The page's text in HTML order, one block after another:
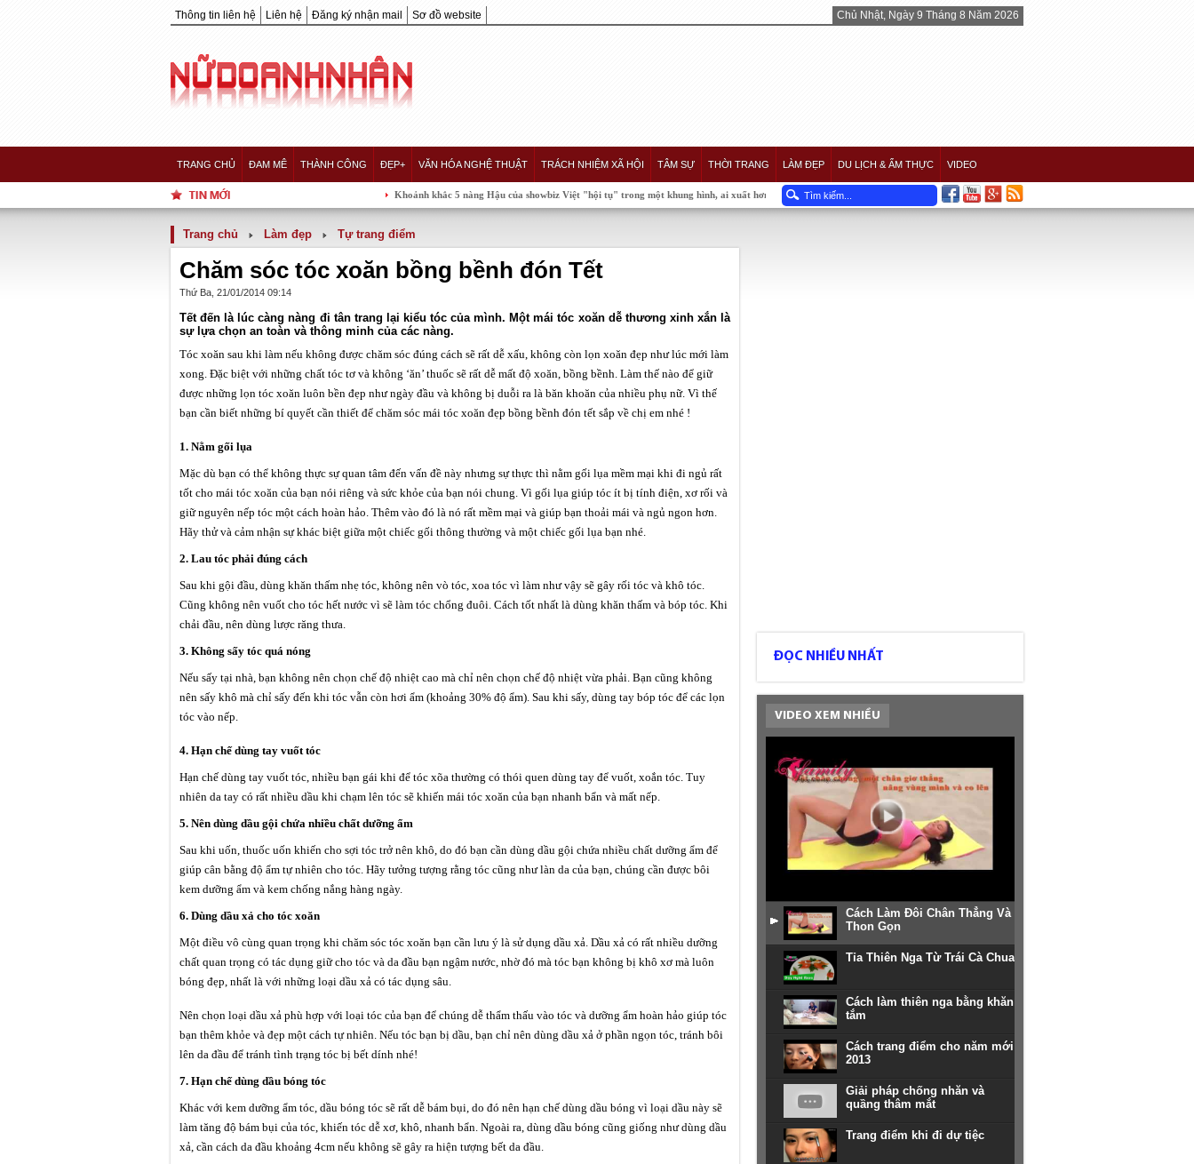
Thông tin liên hệ Liên hệ Đăng ký nhận mail Sơ đồ website Chủ Nhật, Ngày 9 Tháng 8 Năm 2026
TRANG CHỦ ĐAM MÊ THÀNH CÔNG ĐẸP+ VĂN HÓA NGHỆ THUẬT TRÁCH NHIỆM XÃ HỘI TÂM SỰ THỜI TRANG LÀM ĐẸP DU LỊCH & ẨM THỰC VIDEO
Khoảnh khắc 5 nàng Hậu của showbiz Việt "hội tụ" trong một khung hình, ai xuất hơn ai?
Trang chủ Làm đẹp Tự trang điểm
Chăm sóc tóc xoăn bồng bềnh đón Tết
Thứ Ba, 21/01/2014 09:14
Tết đến là lúc càng nàng đi tân trang lại kiểu tóc của mình. Một mái tóc xoăn dễ thương xinh xắn là
sự lựa chọn an toàn và thông minh của các nàng.
Tóc xoăn sau khi làm nếu không được chăm sóc đúng cách sẽ rất dễ xấu, không còn lọn xoăn đẹp như lúc mới làm
xong. Đặc biệt với những chất tóc tơ và không ‘ăn’ thuốc sẽ rất dễ mất độ xoăn, bồng bềnh. Làm thế nào để giữ
được những lọn tóc xoăn luôn bền đẹp như ngày đầu và không bị duỗi ra là băn khoăn của nhiều phụ nữ. Vì thế
bạn cần biết những bí quyết cần thiết để chăm sóc mái tóc xoăn đẹp bồng bềnh đón tết sắp về chị em nhé !
1. Nằm gối lụa
Mặc dù bạn có thể không thực sự quan tâm đến vấn đề này nhưng sự thực thì nằm gối lụa mềm mại khi đi ngủ rất
tốt cho mái tóc xoăn của bạn nói riêng và sức khỏe của bạn nói chung. Vì gối lụa giúp tóc ít bị tính điện, xơ rối và
giữ nguyên nếp tóc một cách hoàn hảo. Thêm vào đó là nó rất mềm mại và giúp bạn thoải mái và ngủ ngon hơn.
Hãy thử và cảm nhận sự khác biệt giữa một chiếc gối thông thường và một chiếc gối lụa bạn nhé.
2. Lau tóc phải đúng cách
Sau khi gội đầu, dùng khăn thấm nhẹ tóc, không nên vò tóc, xoa tóc vì làm như vậy sẽ gây rối tóc và khô tóc.
Cũng không nên vuốt cho tóc hết nước vì sẽ làm tóc chổng đuôi. Cách tốt nhất là dùng khăn thấm và bóp tóc. Khi
chải đầu, nên dùng lược răng thưa.
3. Không sấy tóc quá nóng
Nếu sấy tại nhà, bạn không nên chọn chế độ nhiệt cao mà chỉ nên chọn chế độ nhiệt vừa phải. Bạn cũng không
nên sấy khô mà chỉ sấy đến khi tóc vẫn còn hơi ẩm (khoảng 30% độ ẩm). Sau khi sấy, dùng tay bóp tóc để các lọn
tóc vào nếp.
4. Hạn chế dùng tay vuốt tóc
Hạn chế dùng tay vuốt tóc, nhiều bạn gái khi để tóc xõa thường có thói quen dùng tay để vuốt, xoắn tóc. Tuy
nhiên da tay có rất nhiều dầu khi chạm lên tóc sẽ khiến mái tóc xoăn của bạn nhanh bẩn và mất nếp.
5. Nên dùng dầu gội chứa nhiều chất dưỡng ẩm
Sau khi uốn, thuốc uốn khiến cho sợi tóc trở nên khô, do đó bạn cần dùng dầu gội chứa nhiều chất dưỡng ẩm để
giúp cân bằng độ ẩm tự nhiên cho tóc. Hãy tưởng tượng rằng tóc cũng như làn da của bạn, chúng cần được bôi
kem dưỡng ẩm và kem chống nắng hàng ngày.
6. Dùng dầu xả cho tóc xoăn
Một điều vô cùng quan trọng khi chăm sóc tóc xoăn bạn cần lưu ý là sử dụng dầu xả. Dầu xả có rất nhiều dưỡng
chất quan trọng có tác dụng giữ cho tóc và da đầu bạn ngậm nước, nhờ đó mà tóc bạn không bị khô xơ mà luôn
bóng đẹp, nhất là với những loại dầu xả có tác dụng sâu.
Nên chọn loại dầu xả phù hợp với loại tóc của bạn để chúng dễ thẩm thấu vào tóc và dưỡng ẩm hoàn hảo giúp tóc
bạn thêm khỏe và đẹp một cách tự nhiên. Nếu tóc bạn bị dầu, bạn chỉ nên dùng dầu xả ở phần ngọn tóc, tránh bôi
lên da đầu để tránh tình trạng tóc bị bết dính nhé!
7. Hạn chế dùng dầu bóng tóc
Khác với kem dưỡng ẩm tóc, dầu bóng tóc sẽ rất dễ bám bụi, do đó nên hạn chế dùng dầu bóng vì loại dầu này sẽ
làm tăng độ bám bụi của tóc, khiến tóc dễ xơ, khô, nhanh bẩn. Ngoài ra, dùng dầu bóng cũng giống như dùng dầu
xả, cần cách da đầu khoảng 4cm nếu không sẽ gây ra hiện tượng bết da đầu.
ĐỌC NHIỀU NHẤT
VIDEO XEM NHIỀU
Cách Làm Đôi Chân Thẳng Và
Thon Gọn
Tỉa Thiên Nga Từ Trái Cà Chua
Cách làm thiên nga bằng khăn
tắm
Cách trang điểm cho năm mới
2013
Giải pháp chống nhăn và
quầng thâm mắt
Trang điểm khi đi dự tiệc